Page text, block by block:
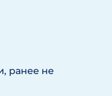
ранее не